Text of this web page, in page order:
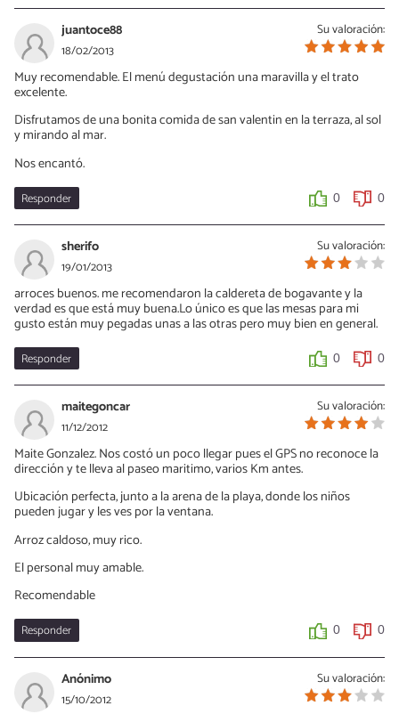
Su valoración:
juantoce88
18/02/2013
Muy recomendable. El menú degustación una maravilla y el trato
excelente.
Disfrutamos de una bonita comida de san valentin en la terraza, al sol
y mirando al mar.
Nos encantó.
Responder 0 0
Su valoración:
sherifo
19/01/2013
arroces buenos. me recomendaron la caldereta de bogavante y la
verdad es que está muy buena.Lo único es que las mesas para mi
gusto están muy pegadas unas a las otras pero muy bien en general.
Responder 0 0
Su valoración:
maitegoncar
11/12/2012
Maite Gonzalez. Nos costó un poco llegar pues el GPS no reconoce la
dirección y te lleva al paseo maritimo, varios Km antes.
Ubicación perfecta, junto a la arena de la playa, donde los niños
pueden jugar y les ves por la ventana.
Arroz caldoso, muy rico.
El personal muy amable.
Recomendable
Responder 0 0
Su valoración:
Anónimo
15/10/2012